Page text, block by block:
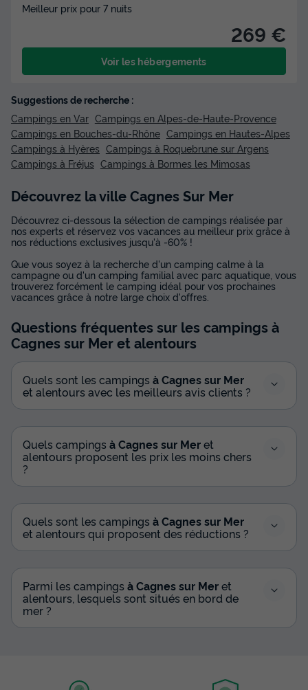
Meilleur prix pour 7 nuits
269 €
Voir les hébergements
Suggestions de recherche :
Campings en Var Campings en Alpes-de-Haute-Provence
Campings en Bouches-du-Rhône Campings en Hautes-Alpes
Campings à Hyères Campings à Roquebrune sur Argens
Campings à Fréjus Campings à Bormes les Mimosas
Découvrez la ville Cagnes Sur Mer
Découvrez ci-dessous la sélection de campings réalisée par
nos experts et réservez vos vacances au meilleur prix grâce à
nos réductions exclusives jusqu'à -60% !
Que vous soyez à la recherche d'un camping calme à la
campagne ou d'un camping familial avec parc aquatique, vous
trouverez forcément le camping idéal pour vos prochaines
vacances grâce à notre large choix d'offres.
Questions fréquentes sur les campings à
Cagnes sur Meret alentours
Quels sont les campings à Cagnes sur Mer
et alentours avec les meilleurs avis clients ?
Quels campings à Cagnes sur Meret
alentours proposent les prix les moins chers
?
Quels sont les campings à Cagnes sur Mer
et alentours qui proposent des réductions ?
Parmi les campings à Cagnes sur Meret
alentours, lesquels sont situés en bord de
mer ?